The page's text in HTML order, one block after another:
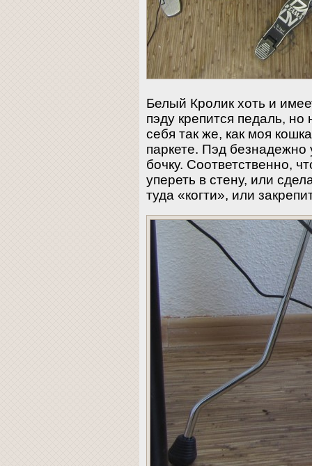
Белый Кролик хоть и
пэду крепится педаль,
себя так же, как моя
паркете. Пэд
бочку. Соответственно,
упереть в стену, или
туда «когти», или